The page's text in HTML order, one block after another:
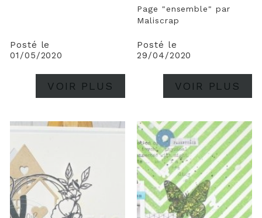
Posté le
01/05/2020
VOIR PLUS
Page "ensemble" par
Maliscrap
Posté le
29/04/2020
VOIR PLUS